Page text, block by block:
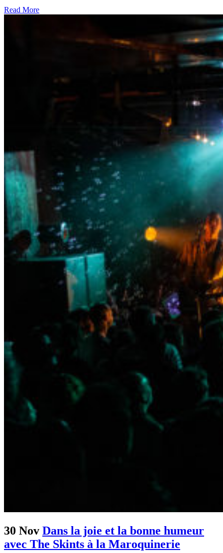
Read More
30 Nov Dans la joie et la bonne humeur
avec The Skints à la Maroquinerie